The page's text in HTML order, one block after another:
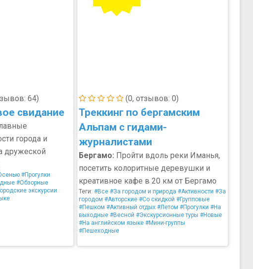
64)
свидание
города и
дружеской
#Прогулки
#Обзорные
экскурсии
(0, отзывов: 0)
Треккинг по бергамским
Альпам с гидами-
журналистами
Бергамо: Пройти вдоль реки Иманья,
посетить колоритные деревушки и
креативное кафе в 20 км от Бергамо
Теги: #Все #За городом и природа #Активности #За
городом #Авторские #Со скидкой #Групповые
#Пешком #Активный отдых #Летом #Прогулки #На
выходные #Весной #Экскурсионные туры #Новые
#На английском языке #Мини-группы
#Пешеходные